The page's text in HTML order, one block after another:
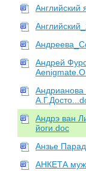
Английский
Андрей
Андрианова
Андрэ ван
йоги.doc
Анзье
АНКЕТА